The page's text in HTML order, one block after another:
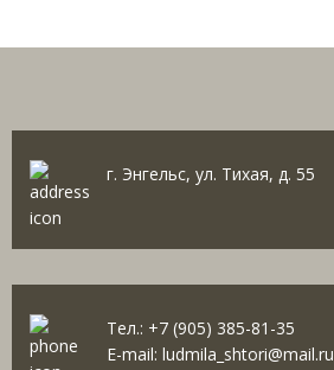
г. Энгельс, ул. Тихая, д. 55
Тел.: +7 (905) 385-81-35
E-mail: ludmila_shtori@mail.ru